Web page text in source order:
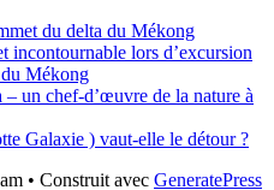
du delta du Mékong
incontournable lors d’excursion
du Mékong
un chef-d’œuvre de la nature à
Galaxie ) vaut-elle le détour ?
• Construit avec GeneratePress